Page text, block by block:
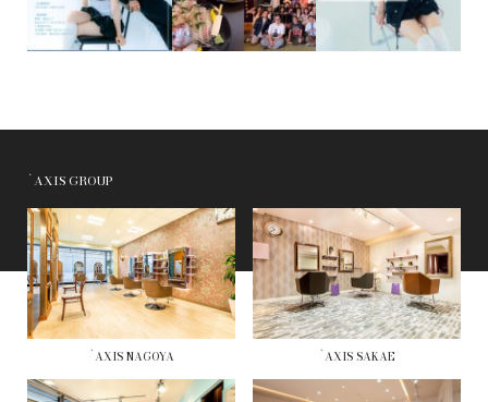
`AXIS GROUP
`AXIS NAGOYA `AXIS SAKAE